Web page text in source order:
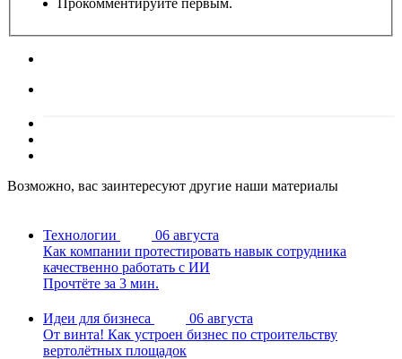
Прокомментируйте первым.
Возможно, вас заинтересуют другие наши материалы
Технологии
06 августа
Как компании протестировать навык сотрудника
качественно работать с ИИ
Прочтёте за 3 мин.
Идеи для бизнеса
06 августа
От винта! Как устроен бизнес по строительству
вертолётных площадок